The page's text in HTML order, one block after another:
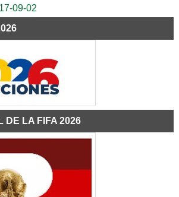
DE LA FIFA 2026